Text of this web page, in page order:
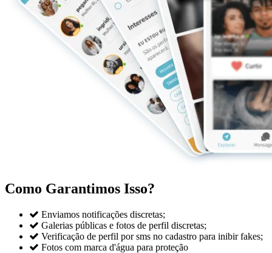
Como Garantimos Isso?
 Enviamos notificações discretas;
 Galerias públicas e fotos de perfil discretas;
 Verificação de perfil por sms no cadastro para inibir fakes;
 Fotos com marca d'água para proteção